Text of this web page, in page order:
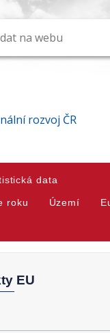
rozvoj ČR
data
roku Území
EU